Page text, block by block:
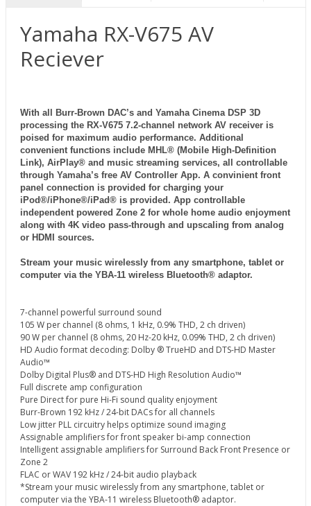
Yamaha RX-V675 AV
Reciever
With all Burr-Brown DAC’s and Yamaha Cinema DSP 3D
processing the RX-V675 7.2-channel network AV receiver is
poised for maximum audio performance. Additional
convenient functions include MHL® (Mobile High-Definition
Link), AirPlay® and music streaming services, all controllable
through Yamaha’s free AV Controller App. A convinient front
panel connection is provided for charging your
iPod®/iPhone®/iPad® is provided. App controllable
independent powered Zone 2 for whole home audio enjoyment
along with 4K video pass-through and upscaling from analog
or HDMI sources.
Stream your music wirelessly from any smartphone, tablet or
computer via the YBA-11 wireless Bluetooth® adaptor.
7-channel powerful surround sound
105 W per channel (8 ohms, 1 kHz, 0.9% THD, 2 ch driven)
90 W per channel (8 ohms, 20 Hz-20 kHz, 0.09% THD, 2 ch driven)
HD Audio format decoding: Dolby ® TrueHD and DTS-HD Master
Audio™
Dolby Digital Plus® and DTS-HD High Resolution Audio™
Full discrete amp configuration
Pure Direct for pure Hi-Fi sound quality enjoyment
Burr-Brown 192 kHz / 24-bit DACs for all channels
Low jitter PLL circuitry helps optimize sound imaging
Assignable amplifiers for front speaker bi-amp connection
Intelligent assignable amplifiers for Surround Back Front Presence or
Zone 2
FLAC or WAV 192 kHz / 24-bit audio playback
*Stream your music wirelessly from any smartphone, tablet or
computer via the YBA-11 wireless Bluetooth® adaptor.